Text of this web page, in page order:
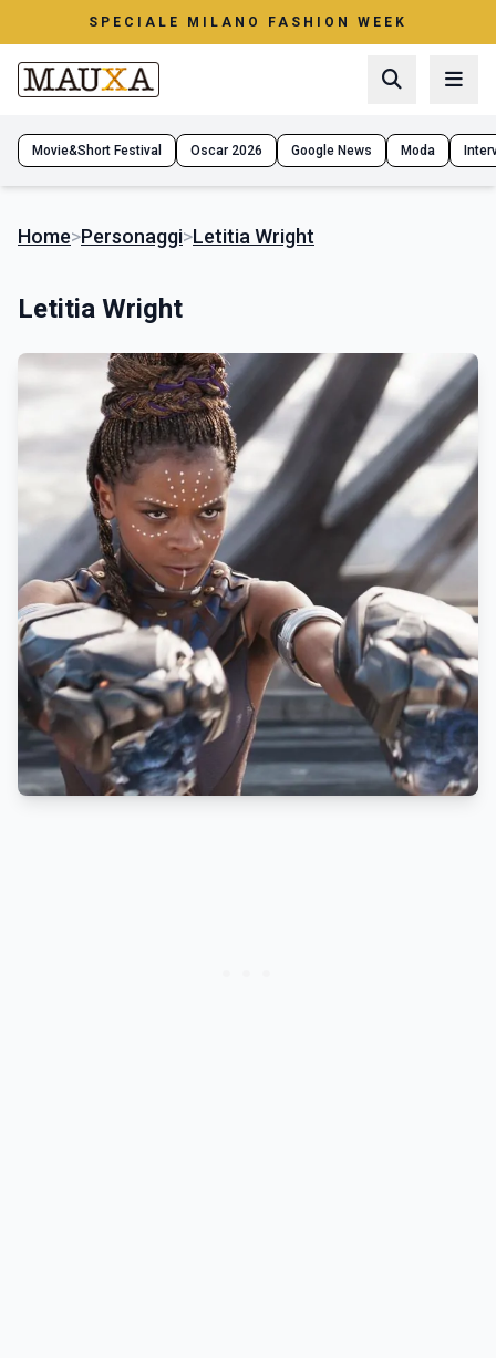
SPECIALE MILANO FASHION WEEK
Movie&Short Festival Oscar 2026 Google News Moda
Home>Personaggi>Letitia Wright
Letitia Wright